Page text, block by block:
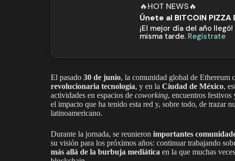
🔥HOT NEWS🔥
Únete al BITCOIN PIZZA
¡El mejor día del año
misma tarde. Regístrate
El pasado 30 de junio, la comunidad global de Ethereum
revolucionaria tecnología, y en la Ciudad de México,
actividades en espacios de coworking, encuentros
el impacto que ha tenido esta red y, sobre todo, de trazar
latinoamericano.
Durante la jornada, se reunieron importantes
su visión para los próximos años: continuar trabajando
más allá de la burbuja mediática en la que muchas